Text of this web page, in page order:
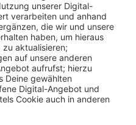
91,7 – heute vor einer
Außerdem meldet das
Coronavirus infiziert
haben die
binnen eines
einer Woche. Die Sieben-